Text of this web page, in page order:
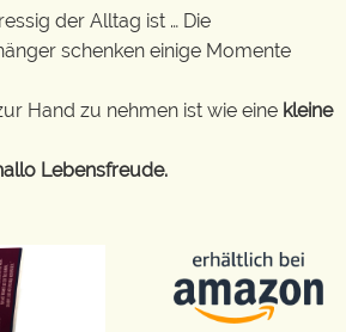
der Alltag ist … Die
schenken einige Momente
Hand zu nehmen ist wie eine kleine
Lebensfreude.